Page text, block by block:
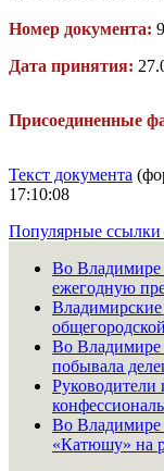
Номер документа:
Дата принятия:
Присоединенные
Текст документа
17:10:08
Популярные ссылки
Во
ежегодную
Владимирские
Во Владимире
побывала
Руководители
Во Владимире
«Катюшу» на